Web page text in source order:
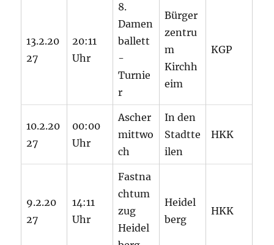
13.2.20
27
20:11
Uhr
8.
Damen
ballett
-
Turnie
r
Bürger
zentru
m
Kirchh
eim
KGP
10.2.20
27
00:00
Uhr
Ascher
mittwo
ch
In den
Stadtte
ilen
HKK
9.2.20
27
14:11
Uhr
Fastna
chtum
zug
Heidel
Heidel
berg
HKK